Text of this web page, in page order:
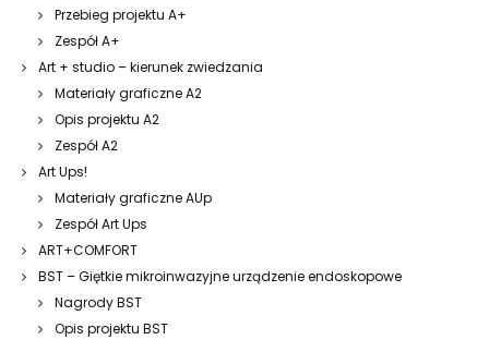
Przebieg projektu A+
Zespół A+
Art + studio – kierunek zwiedzania
Materiały graficzne A2
Opis projektu A2
Zespół A2
Art Ups!
Materiały graficzne AUp
Zespół Art Ups
ART+COMFORT
BST – Giętkie mikroinwazyjne urządzenie endoskopowe
Nagrody BST
Opis projektu BST